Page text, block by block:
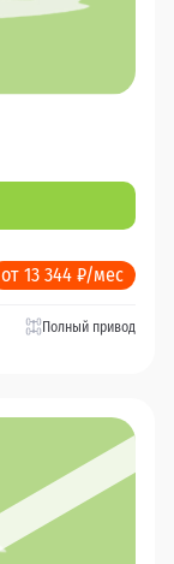
от 13 344 ₽/мес
Полный привод